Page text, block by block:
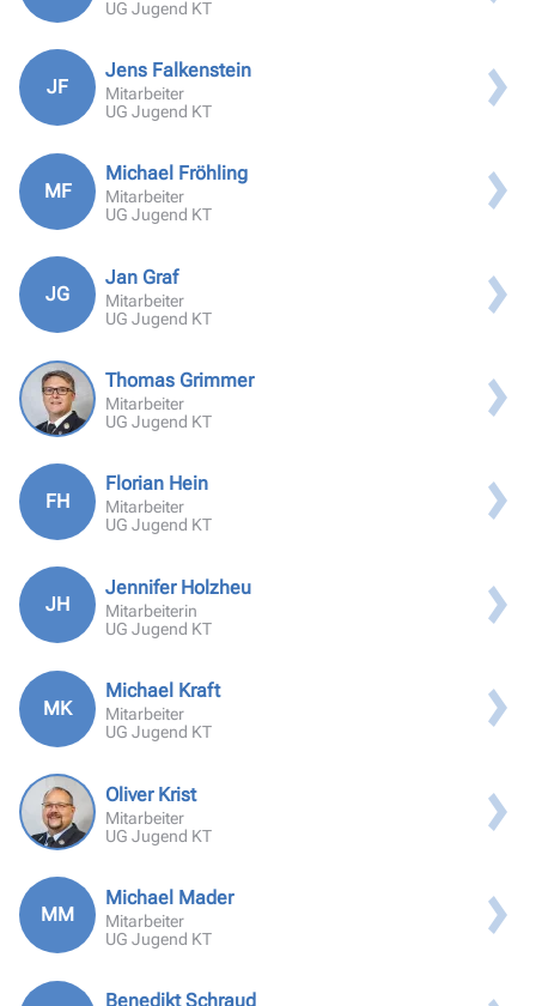
UG Jugend KT
JF
Jens Falkenstein
Mitarbeiter
UG Jugend KT
MF
Michael Fröhling
Mitarbeiter
UG Jugend KT
JG
Jan Graf
Mitarbeiter
UG Jugend KT
Thomas Grimmer
Mitarbeiter
UG Jugend KT
FH
Florian Hein
Mitarbeiter
UG Jugend KT
JH
Jennifer Holzheu
Mitarbeiterin
UG Jugend KT
MK
Michael Kraft
Mitarbeiter
UG Jugend KT
Oliver Krist
Mitarbeiter
UG Jugend KT
MM
Michael Mader
Mitarbeiter
UG Jugend KT
Benedikt Schraud